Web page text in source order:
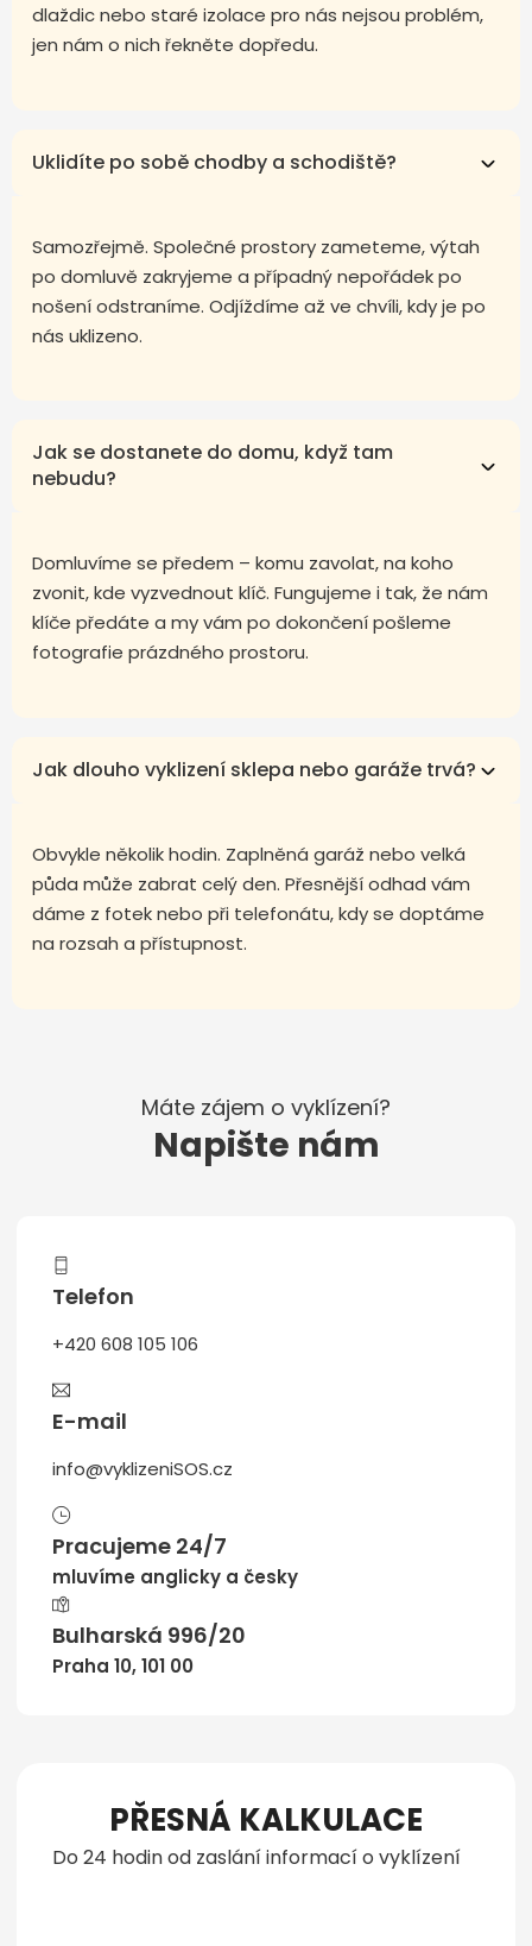
dlaždic nebo staré izolace pro nás nejsou problém,
jen nám o nich řekněte dopředu.
Uklidíte po sobě chodby a schodiště?
Samozřejmě. Společné prostory zameteme, výtah
po domluvě zakryjeme a případný nepořádek po
nošení odstraníme. Odjíždíme až ve chvíli, kdy je po
nás uklizeno.
Jak se dostanete do domu, když tam
nebudu?
Domluvíme se předem – komu zavolat, na koho
zvonit, kde vyzvednout klíč. Fungujeme i tak, že nám
klíče předáte a my vám po dokončení pošleme
fotografie prázdného prostoru.
Jak dlouho vyklizení sklepa nebo garáže trvá?
Obvykle několik hodin. Zaplněná garáž nebo velká
půda může zabrat celý den. Přesnější odhad vám
dáme z fotek nebo při telefonátu, kdy se doptáme
na rozsah a přístupnost.
Máte zájem o vyklízení?
Napište nám
Telefon
+420 608 105 106
E-mail
info@vyklizeniSOS.cz
Pracujeme 24/7
mluvíme anglicky a česky
Bulharská 996/20
Praha 10, 101 00
PŘESNÁ KALKULACE
Do 24 hodin od zaslání informací o vyklízení